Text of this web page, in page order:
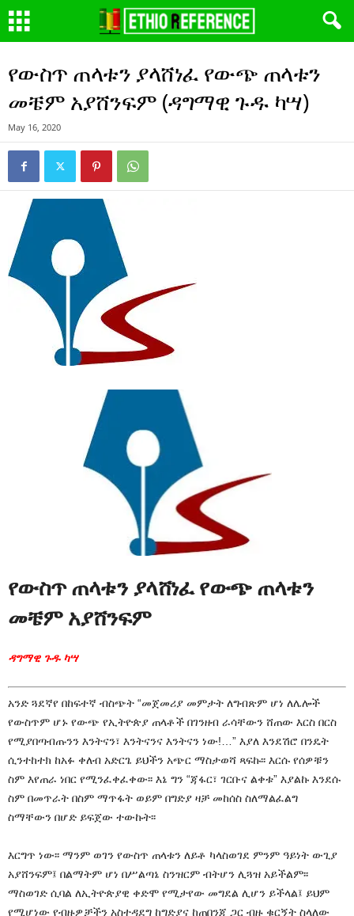
የውስጥ ጠላቱን ያላሸነፈ የውጭ ጠላቱን
መቼም አያሸንፍም (ዳግማዊ ጉዱ ካሣ)
May 16, 2020
የውስጥ ጠላቱን ያላሸነፈ የውጭ ጠላቱን
መቼም አያሸንፍም
ዳግማዊ ጉዱ ካሣ
አንድ ጓደኛየ በከፍተኛ ብስጭት “መጀመሪያ መምታት ለግብጽም ሆነ ለሌሎች
የውስጥም ሆኑ የውጭ የኢትዮጵያ ጠላቶች በገንዘብ ራሳቸውን ሸጠው እርስ በርስ
የሚያበጣብጡንን እንትናን፣ እንትናንና እንትናን ነው!…” እያለ እንደሽሮ በንዴት
ሲንተከተክ ከአፉ ቀለብ አድርጌ ይህችን አጭር ማስታወሻ ጻፍኩ፡፡ እርሱ የሰዎቹን
ስም እየጠራ ነበር የሚንፈቀፈቀው፡፡ እኔ ግን “ጃፋር፣ ገርቡና ልቀቱ” እያልኩ እንደሱ
ስም በመጥራት በስም ማጥፋት ወይም በግድያ ዛቻ መከሰስ ስለማልፈልግ
ስማቸውን በሆድ ይፍጀው ተውኩት፡፡
እርግጥ ነው፡፡ ማንም ወገን የውስጥ ጠላቱን ለይቶ ካላስወገደ ምንም ዓይነት ውጊያ
አያሸንፍም፤ በልማትም ሆነ በሥልጣኔ ስንዝርም ብትሆን ሊጓዝ አይችልም፡፡
ማስወገድ ሲባል ለኢትዮጵያዊ ቀድሞ የሚታየው መግደል ሊሆን ይችላል፤ ይህም
የሚሆነው የብዙዎቻችን አስተዳደግ ከግድያና ከጠበንጃ ጋር ብዙ ቁርኝት ስላለው